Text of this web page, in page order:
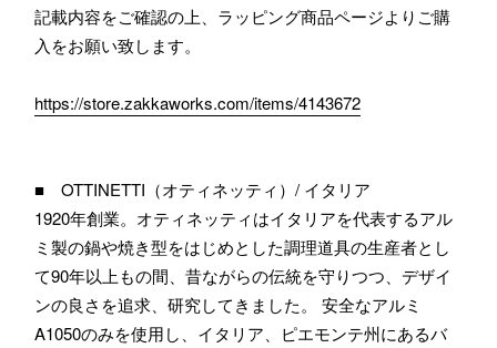
記載内容をご確認の上、ラッピング商品ページよりご購
入をお願い致します。
https://store.zakkaworks.com/items/4143672
■ OTTINETTI（オティネッティ）/ イタリア
1920年創業。オティネッティはイタリアを代表するアル
ミ製の鍋や焼き型をはじめとした調理道具の生産者とし
て90年以上もの間、昔ながらの伝統を守りつつ、デザイ
ンの良さを追求、研究してきました。 安全なアルミ
A1050のみを使用し、イタリア、ピエモンテ州にあるバ